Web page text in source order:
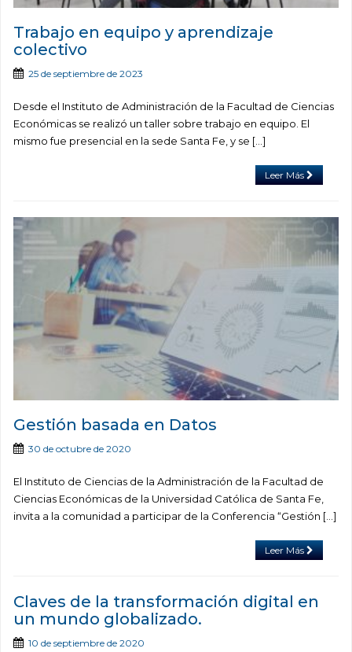
Trabajo en equipo y aprendizaje
colectivo
25 de septiembre de 2023
Desde el Instituto de Administración de la Facultad de Ciencias
Económicas se realizó un taller sobre trabajo en equipo. El
mismo fue presencial en la sede Santa Fe, y se […]
Leer Más
Gestión basada en Datos
30 de octubre de 2020
El Instituto de Ciencias de la Administración de la Facultad de
Ciencias Económicas de la Universidad Católica de Santa Fe,
invita a la comunidad a participar de la Conferencia “Gestión […]
Leer Más
Claves de la transformación digital en
un mundo globalizado.
10 de septiembre de 2020